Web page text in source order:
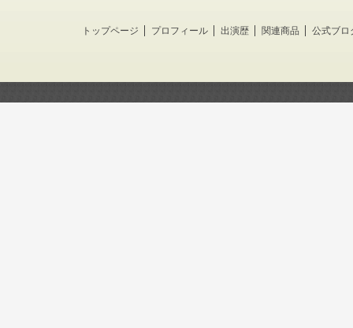
トップページ プロフィール 出演歴 関連商品 公式ブロ